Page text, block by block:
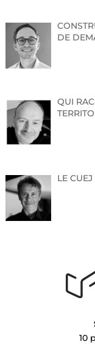
DE
QUI
LE
10